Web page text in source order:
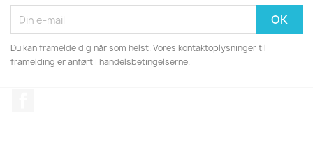
Du kan framelde dig når som helst. Vores kontaktoplysninger til
framelding er anført i handelsbetingelserne.